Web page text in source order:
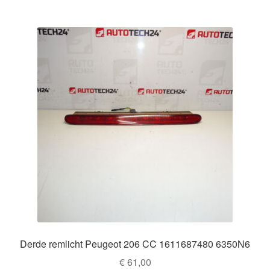
Derde remlicht Peugeot 206 CC 1611687480 6350N6
€61,00